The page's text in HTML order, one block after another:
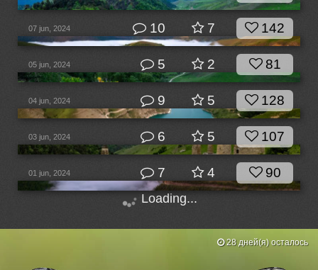
07 jun, 2024 10 7 142
05 jun, 2024 5 2 81
04 jun, 2024 9 5 128
03 jun, 2024 6 5 107
01 jun, 2024 7 4 90
Loading...
28 дней(я) осталось